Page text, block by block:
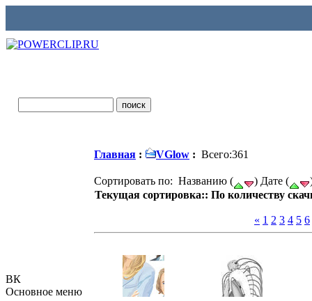
ВК
Основное меню
Главная : VGlow : Всего:361
Сортировать по: Названию ( ) Дате (
Текущая сортировка:: По количеству
« 1 2 3 4 5 6